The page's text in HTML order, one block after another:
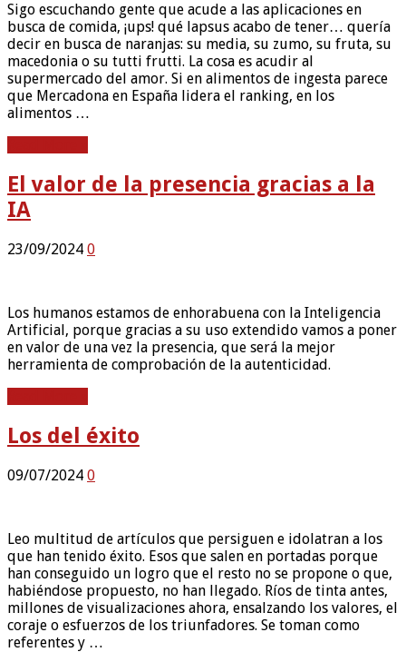
Sigo escuchando gente que acude a las aplicaciones en
busca de comida, ¡ups! qué lapsus acabo de tener… quería
decir en busca de naranjas: su media, su zumo, su fruta, su
macedonia o su tutti frutti. La cosa es acudir al
supermercado del amor. Si en alimentos de ingesta parece
que Mercadona en España lidera el ranking, en los
alimentos …
El valor de la presencia gracias a la
IA
23/09/2024 0
Los humanos estamos de enhorabuena con la Inteligencia
Artificial, porque gracias a su uso extendido vamos a poner
en valor de una vez la presencia, que será la mejor
herramienta de comprobación de la autenticidad.
Los del éxito
09/07/2024 0
Leo multitud de artículos que persiguen e idolatran a los
que han tenido éxito. Esos que salen en portadas porque
han conseguido un logro que el resto no se propone o que,
habiéndose propuesto, no han llegado. Ríos de tinta antes,
millones de visualizaciones ahora, ensalzando los valores, el
coraje o esfuerzos de los triunfadores. Se toman como
referentes y …